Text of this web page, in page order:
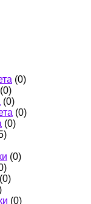
(0)
(0)
(0)
(0)
(0)
(0)
(0)
(0)